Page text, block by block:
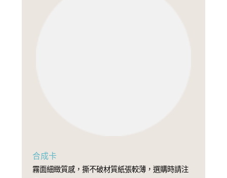
合成卡
霧面細緻質感，撕不破材質紙張較薄，選購時請注